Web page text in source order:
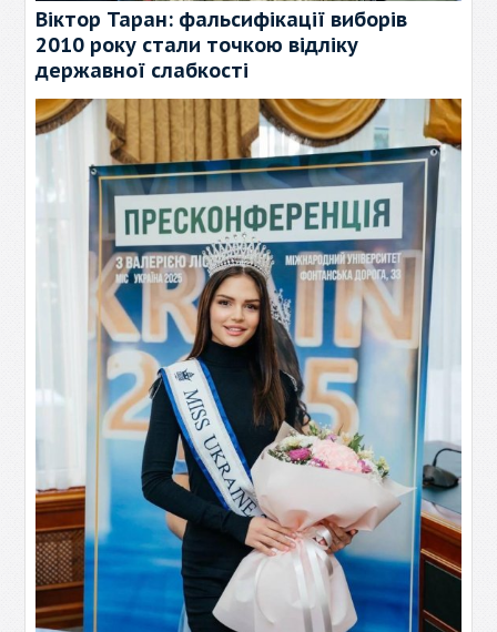
Віктор Таран: фальсифікації виборів
2010 року стали точкою відліку
державної слабкості